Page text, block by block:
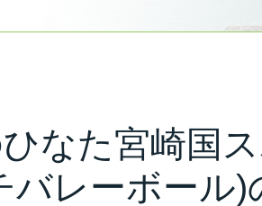
ひなた宮崎国
バレーボール